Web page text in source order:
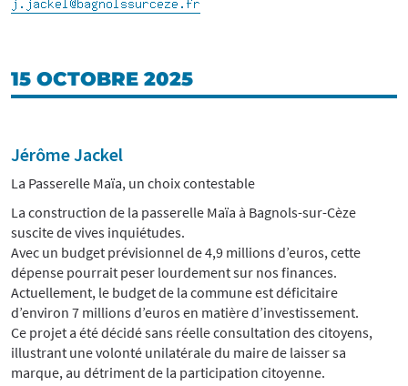
15 OCTOBRE 2025
Jérôme Jackel
La Passerelle Maïa, un choix contestable
La construction de la passerelle Maïa à Bagnols-sur-Cèze
suscite de vives inquiétudes.
Avec un budget prévisionnel de 4,9 millions d’euros, cette
dépense pourrait peser lourdement sur nos finances.
Actuellement, le budget de la commune est déficitaire
d’environ 7 millions d’euros en matière d’investissement.
Ce projet a été décidé sans réelle consultation des citoyens,
illustrant une volonté unilatérale du maire de laisser sa
marque, au détriment de la participation citoyenne.